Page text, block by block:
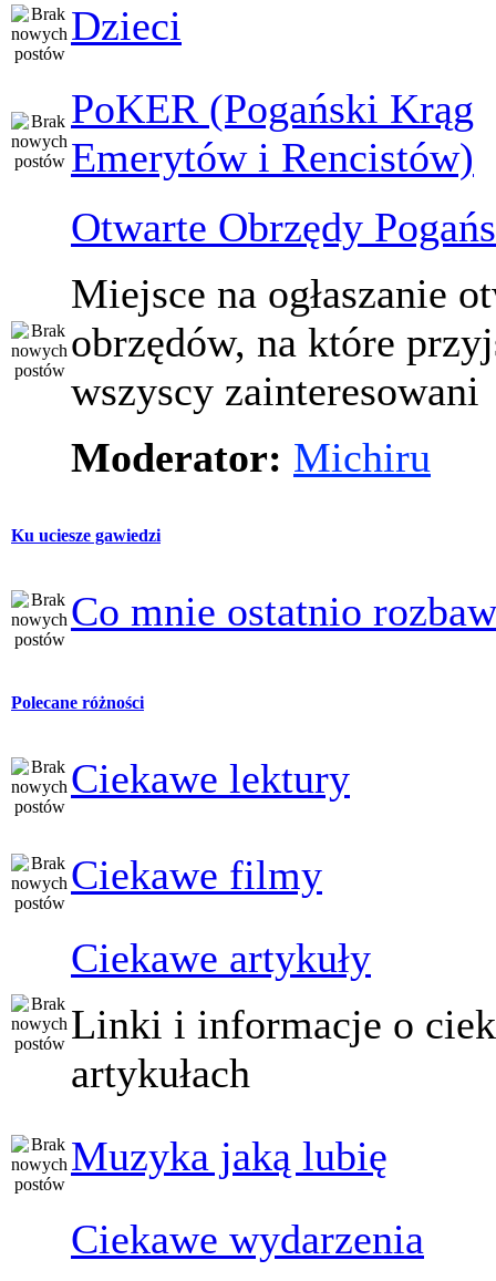
Dzieci
PoKER (Pogański Krąg
Emerytów i Rencistów)
Otwarte Obrzędy
Miejsce na ogłaszanie
obrzędów, na które
wszyscy zainteresowani
Moderator: Michiru
Ku uciesze gawiedzi
Co mnie ostatnio
Polecane różności
Ciekawe lektury
Ciekawe filmy
Ciekawe artykuły
Linki i informacje o
artykułach
Muzyka jaką lubię
Ciekawe wydarzenia